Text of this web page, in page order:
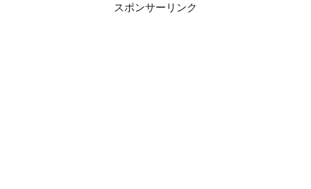
スポンサーリンク